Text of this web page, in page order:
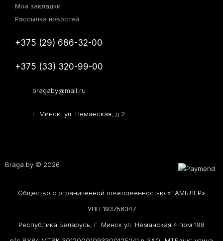
Мои закладки
Рассылка новостей
+375 (29) 686-32-00
+375 (33) 320-99-00
bragaby@mail.ru
г. Минск, ул. Неманская, д.2
Braga.by © 2026
Общество с ограниченной ответственностью «ТАМБЛЕР»
УНП 193756347
Республика Беларусь, г. Минск ул. Неманская 4 пом 198